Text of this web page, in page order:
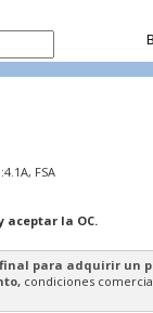
FSA
la OC.
para adquirir un
condiciones